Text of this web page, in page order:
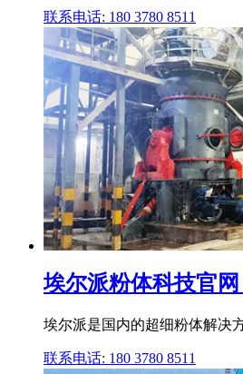
联系电话: 180 3780 8511
埃尔派粉体科技官
埃尔派是国内的超细粉体解决
联系电话: 180 3780 8511